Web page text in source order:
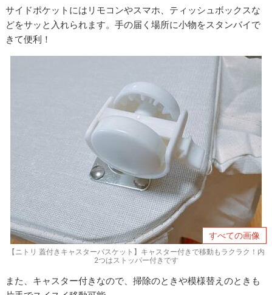
サイドポケットにはリモコンやスマホ、ティッシュボックスな
どをサッと入れられます。手の届く場所に小物をスタンバイで
きて便利！
すべての画像
【ニトリ 蓋付きキャスターバスケット】キャスター付きで移動もラクラク！内
2つはストッパー付きです
また、キャスター付きなので、掃除のときや模様替えのときも